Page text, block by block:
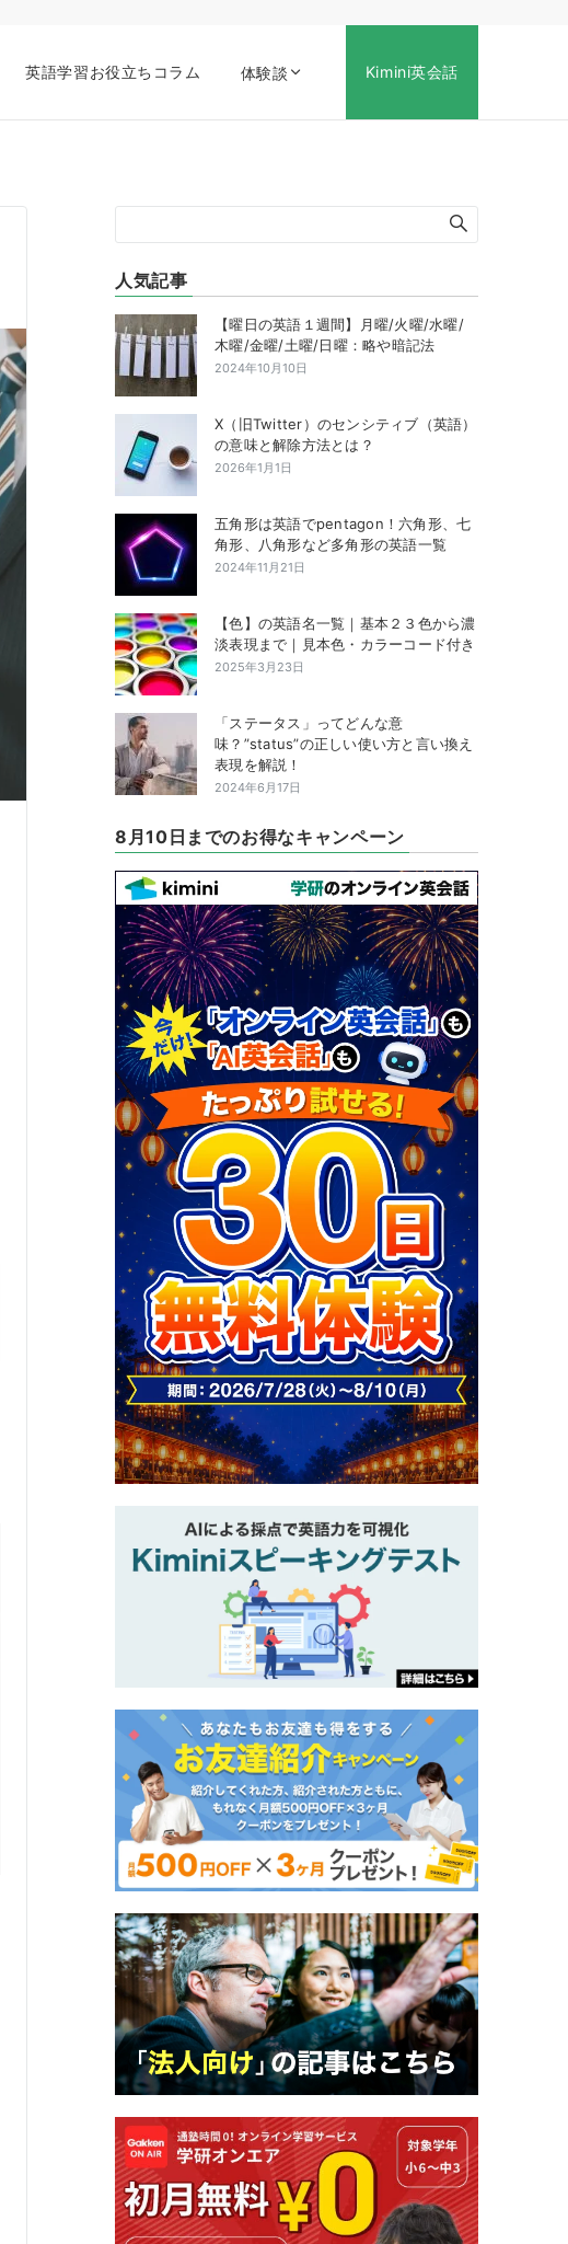
英語学習お役立ちコラム 体験談 Kimini英会話
人気記事
【曜日の英語１週間】月曜/火曜/水曜/
木曜/金曜/土曜/日曜：略や暗記法
2024年10月10日
X（旧Twitter）のセンシティブ（英語）
の意味と解除方法とは？
2026年1月1日
五角形は英語でpentagon！六角形、七
角形、八角形など多角形の英語一覧
2024年11月21日
【色】の英語名一覧｜基本２３色から濃
淡表現まで｜見本色・カラーコード付き
2025年3月23日
「ステータス」ってどんな意
味？”status”の正しい使い方と言い換え
表現を解説！
2024年6月17日
8月10日までのお得なキャンペーン